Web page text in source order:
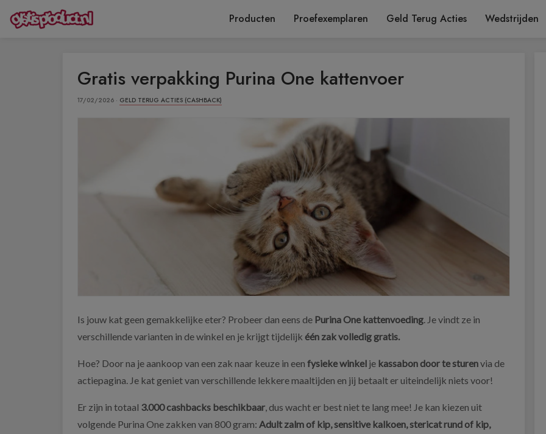
Producten Proefexemplaren Geld Terug Acties Wedstrijden
Gratis verpakking Purina One kattenvoer
17/02/2026 · GELD TERUG ACTIES (CASHBACK)
Is jouw kat geen gemakkelijke eter? Probeer dan eens de Purina One kattenvoeding . Je vindt ze in
verschillende varianten in de winkel en je krijgt tijdelijk één zak volledig gratis.
Hoe? Door na je aankoop van een zak naar keuze in een fysieke winkel je kassabon door te sturenvia de
actiepagina. Je kat geniet van verschillende lekkere maaltijden en jij betaalt er uiteindelijk niets voor!
Er zijn in totaal 3.000 cashbacks beschikbaar , dus wacht er best niet te lang mee! Je kan kiezen uit
volgende Purina One zakken van 800 gram: Adult zalm of kip, sensitive kalkoen, stericat rund of kip,